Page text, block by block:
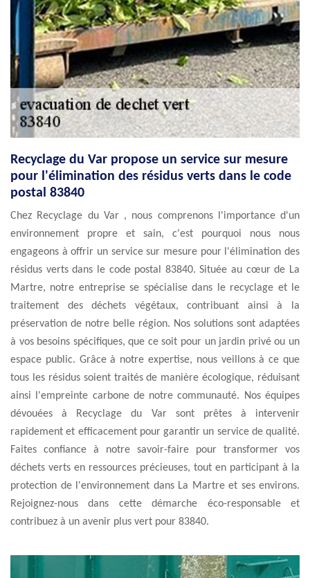
Recyclage du Var propose un service sur mesure
pour l'élimination des résidus verts dans le code
postal 83840
Chez Recyclage du Var , nous comprenons l'importance d'un
environnement propre et sain, c'est pourquoi nous nous
engageons à offrir un service sur mesure pour l'élimination des
résidus verts dans le code postal 83840. Située au cœur de La
Martre, notre entreprise se spécialise dans le recyclage et le
traitement des déchets végétaux, contribuant ainsi à la
préservation de notre belle région. Nos solutions sont adaptées
à vos besoins spécifiques, que ce soit pour un jardin privé ou un
espace public. Grâce à notre expertise, nous veillons à ce que
tous les résidus soient traités de manière écologique, réduisant
ainsi l'empreinte carbone de notre communauté. Nos équipes
dévouées à Recyclage du Var sont prêtes à intervenir
rapidement et efficacement pour garantir un service de qualité.
Faites confiance à notre savoir-faire pour transformer vos
déchets verts en ressources précieuses, tout en participant à la
protection de l'environnement dans La Martre et ses environs.
Rejoignez-nous dans cette démarche éco-responsable et
contribuez à un avenir plus vert pour 83840.